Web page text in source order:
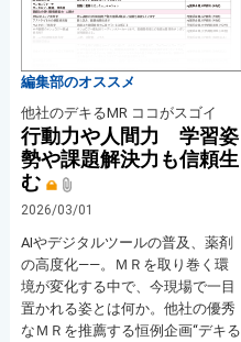
編集部のオススメ
他社のデキるMR ココがスゴイ
行動力や人間力 学習姿
勢や課題解決力も信頼生
む
2026/03/01
AⅠやデジタルツールの普及、薬剤
の高度化――。ＭＲを取り巻く環
境が変化する中で、今現場で一目
置かれる姿とは何か。他社の優秀
なＭＲを推薦する恒例企画“デキる